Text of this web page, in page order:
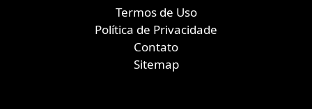
Termos de Uso
Política de Privacidade
Contato
Sitemap